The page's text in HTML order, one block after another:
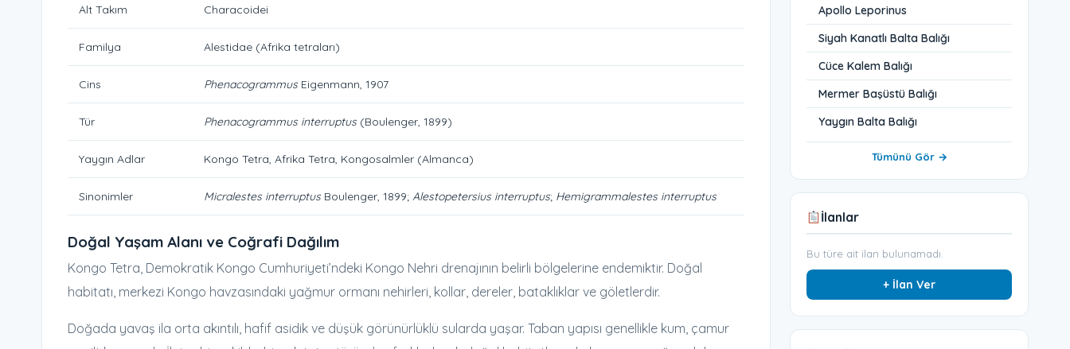
Alt Takım Characoidei
Familya Alestidae (Afrika tetraları)
Cins PhenacogrammusEigenmann, 1907
Tür Phenacogrammus interruptus(Boulenger, 1899)
Yaygın Adlar Kongo Tetra, Afrika Tetra, Kongosalmler (Almanca)
Sinonimler Micralestes interruptusBoulenger, 1899; Alestopetersius interruptus; Hemigrammalestes interruptus
Doğal Yaşam Alanı ve Coğrafi Dağılım
Kongo Tetra, Demokratik Kongo Cumhuriyeti’ndeki Kongo Nehri drenajının belirli bölgelerine endemiktir. Doğal
habitatı, merkezi Kongo havzasındaki yağmur ormanı nehirleri, kollar, dereler, bataklıklar ve göletlerdir.
Doğada yavaş ila orta akıntılı, hafif asidik ve düşük görünürlüklü sularda yaşar. Taban yapısı genellikle kum, çamur
Apollo Leporinus
Siyah Kanatlı Balta Balığı
Cüce Kalem Balığı
Mermer Başüstü Balığı
Yaygın Balta Balığı
Tümünü Gör →
İlanlar
Bu türe ait ilan bulunamadı.
+ İlan Ver